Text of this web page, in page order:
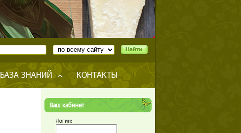
БАЗА ЗНАНИЙ КОНТАКТЫ
Ваш кабинет
Логин: